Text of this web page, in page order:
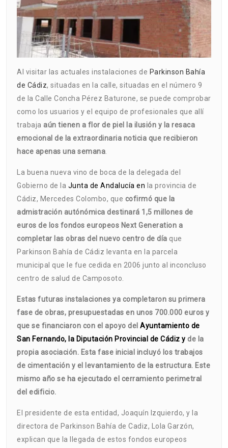
Al visitar las actuales instalaciones de Parkinson Bahía
de Cádiz, situadas en la calle, situadas en el número 9
de la Calle Concha Pérez Baturone, se puede comprobar
como los usuarios y el equipo de profesionales que allí
trabaja aún tienen a flor de piel la ilusión y la resaca
emocional de la extraordinaria noticia que recibieron
hace apenas una semana
La buena nueva vino de boca de la delegada del
Gobierno de la Junta de Andalucía en la provincia de
Cádiz, Mercedes Colombo, que cofirmó que la
admistración autónómica destinará 1,5 millones de
euros de los fondos europeos Next Generation a
completar las obras del nuevo centro de día que
Parkinson Bahía de Cádiz levanta en la parcela
municipal que le fue cedida en 2006 junto al inconcluso
centro de salud de Camposoto.
Estas futuras instalaciones ya completaron su primera
fase de obras, presupuestadas en unos 700.000 euros y
que se financiaron con el apoyo del Ayuntamiento de
San Fernando, la Diputación Provincial de Cádiz y de la
propia asociación. Esta fase inicial incluyó los trabajos
de cimentación y el levantamiento de la estructura. Este
mismo año se ha ejecutado el cerramiento perimetral
del edificio.
El presidente de esta entidad, Joaquín Izquierdo, y la
directora de Parkinson Bahía de Cadiz, Lola Garzón,
explican que la llegada de estos fondos europeos